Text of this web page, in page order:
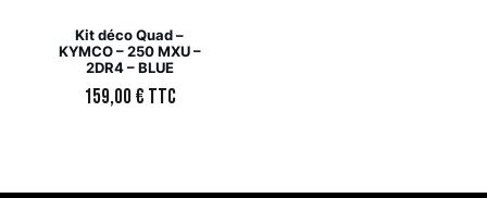
Kit déco Quad –
KYMCO – 250 MXU –
2DR4 – BLUE
159,00€ TTC